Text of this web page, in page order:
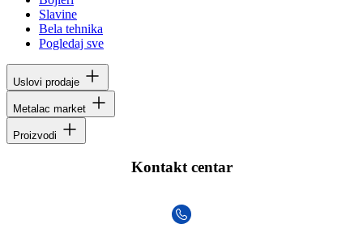
Slavine
Bela tehnika
Pogledaj sve
Uslovi prodaje
Metalac market
Proizvodi
Kontakt centar